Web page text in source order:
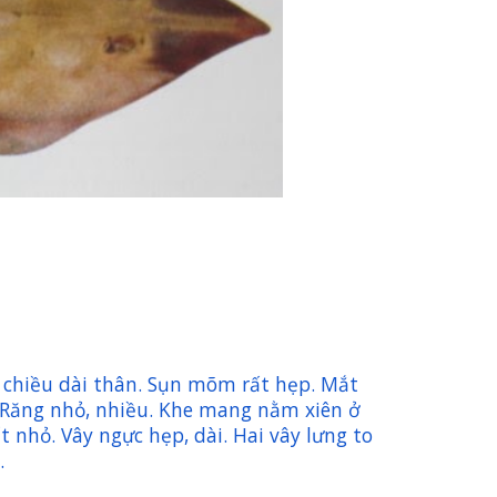
dài thân. Sụn mõm rất hẹp. Mắt
nhỏ, nhiều. Khe mang nằm xiên ở
Vây ngực hẹp, dài. Hai vây lưng to